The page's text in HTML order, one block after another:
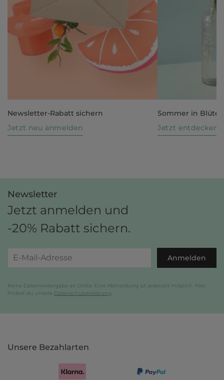
Newsletter-Rabatt sichern
Jetzt neu anmelden
Sommer in Blüte
Jetzt entdecken
Newsletter
Jetzt anmelden und
-20% Rabatt sichern.
Anmelden
Keine Datenweitergabe an Dritte. Eine Abmeldung ist jederzeit möglich. Hier
findest du unsere Datenschutzerklärung
Unsere Bezahlarten